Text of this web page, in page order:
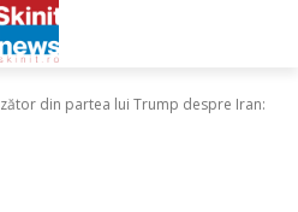
din partea lui Trump despre Iran: